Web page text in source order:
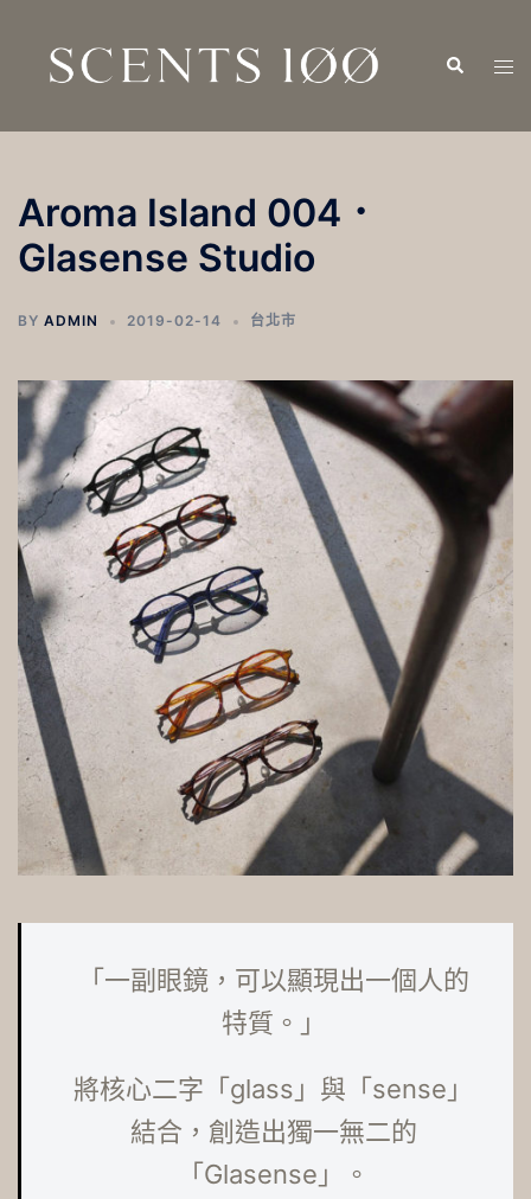
內
Search
Aroma Island 004．
Glasense Studio
BY ADMIN 2019-02-14 台北市
「一副眼鏡，可以顯現出一個人的
特質。」
將核心二字「glass」與「sense」
結合，創造出獨一無二的
「Glasense」。